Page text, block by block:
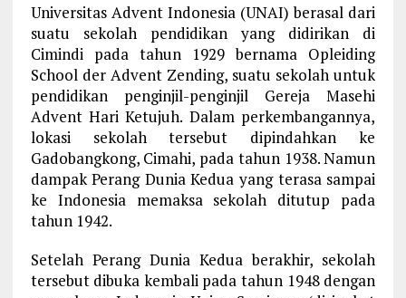
Universitas Advent Indonesia (UNAI) berasal dari
suatu sekolah pendidikan yang didirikan di
Cimindi pada tahun 1929 bernama Opleiding
School der Advent Zending, suatu sekolah untuk
pendidikan penginjil-penginjil Gereja Masehi
Advent Hari Ketujuh. Dalam perkembangannya,
lokasi sekolah tersebut dipindahkan ke
Gadobangkong, Cimahi, pada tahun 1938. Namun
dampak Perang Dunia Kedua yang terasa sampai
ke Indonesia memaksa sekolah ditutup pada
tahun 1942.
Setelah Perang Dunia Kedua berakhir, sekolah
tersebut dibuka kembali pada tahun 1948 dengan